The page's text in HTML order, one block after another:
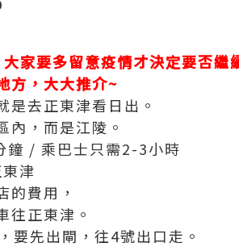
家要多留意疫情才決定要否繼
方，大大推介~
是去正東津看日出。
內，而是江陵。
鐘 / 乘巴士只需2-3小時
津
的費用，
往正東津。
先出閘，往4號出口走。